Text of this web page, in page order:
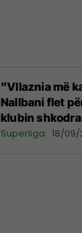
"Vllaznia më
Nallbani flet
klubin
Superliga 18/